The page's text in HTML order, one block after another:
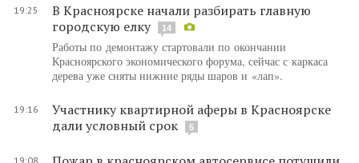
19:25
В Красноярске начали разбирать главную
городскую елку
14
Работы по демонтажу стартовали по окончании
Красноярского экономического форума, сейчас с каркаса
дерева уже сняты нижние ряды шаров и «лап».
19:16
Участнику квартирной аферы в Красноярске
дали условный срок
5
19:08